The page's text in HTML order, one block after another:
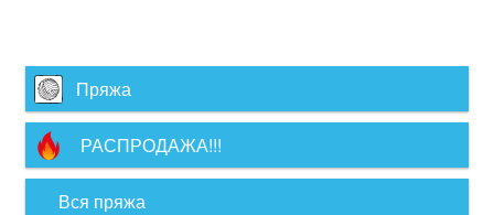
Пряжа
РАСПРОДАЖА!!!
Вся пряжа